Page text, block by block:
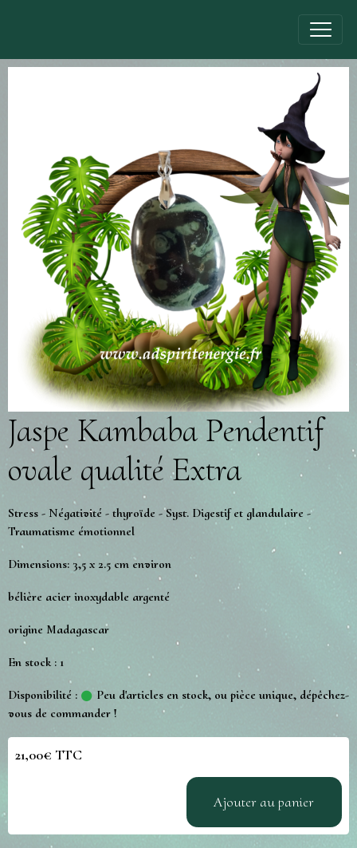
Jaspe Kambaba Pendentif
ovale qualité Extra
Stress - Négativité - thyroïde - Syst. Digestif et glandulaire -
Traumatisme émotionnel
Dimensions: 3,5 x 2.5 cm environ
bélière acier inoxydable argenté
origine Madagascar
En stock : 1
Disponibilité :
Peu d'articles en stock, ou pièce unique, dépêchez-
vous de commander !
21,00€ TTC
Ajouter au panier